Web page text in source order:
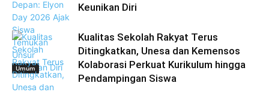
Umum
Keunikan Diri
Kualitas Sekolah Rakyat Terus
Ditingkatkan, Unesa dan Kemensos
Kolaborasi Perkuat Kurikulum hingga
Pendampingan Siswa